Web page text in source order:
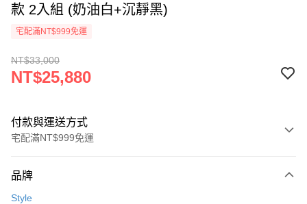
款 2入組 (奶油白+沉靜黑)
宅配滿NT$999免運
NT$33,000
NT$25,880
付款與運送方式
宅配滿NT$999免運
信用卡一次付款
品牌
Style